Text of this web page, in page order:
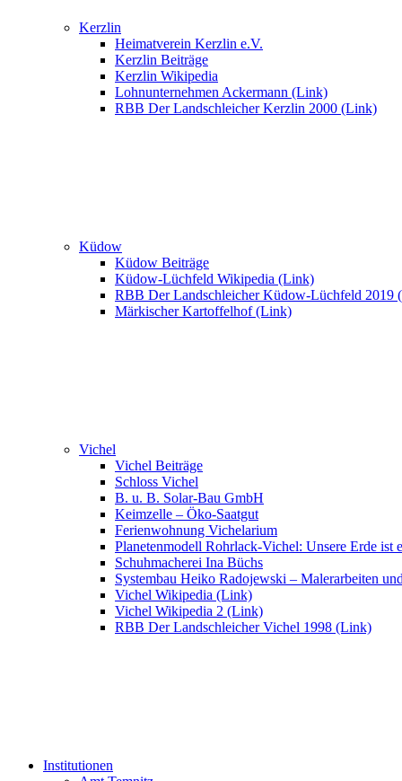
Kerzlin
Heimatverein Kerzlin e.V.
Kerzlin Beiträge
Kerzlin Wikipedia
Lohnunternehmen Ackermann (Link)
RBB Der Landschleicher Kerzlin 2000 (Link)
Küdow
Küdow Beiträge
Küdow-Lüchfeld Wikipedia (Link)
RBB Der Landschleicher Küdow-Lüchfeld 2019
Märkischer Kartoffelhof (Link)
Vichel
Vichel Beiträge
Schloss Vichel
B. u. B. Solar-Bau GmbH
Keimzelle – Öko-Saatgut
Ferienwohnung Vichelarium
Planetenmodell Rohrlack-Vichel: Unsere Erde ist
Schuhmacherei Ina Büchs
Systembau Heiko Radojewski – Malerarbeiten
Vichel Wikipedia (Link)
Vichel Wikipedia 2 (Link)
RBB Der Landschleicher Vichel 1998 (Link)
Institutionen